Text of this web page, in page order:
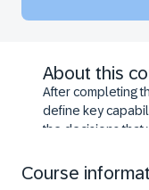
About this
After completing
define key
the decisions that
Course